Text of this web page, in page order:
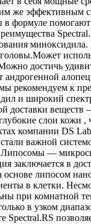
же эффективным
в формуле помогают
Spectral.
миноксидила.
головы.Может
достичь
андрогенной
рекомендуем к
и широкий
доставки веществ
слои кожи ,
компании DS
стали важной
Липосомы —
заключается в
основе липосом
в клетки.
при комнатной
в узком
Spectral.RS